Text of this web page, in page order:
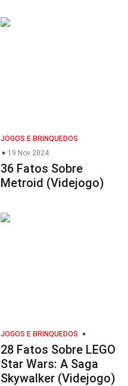
JOGOS E BRINQUEDOS
19 Nov 2024
36 Fatos Sobre
Metroid (Videjogo)
JOGOS E BRINQUEDOS
28 Fatos Sobre LEGO
Star Wars: A Saga
Skywalker (Videjogo)